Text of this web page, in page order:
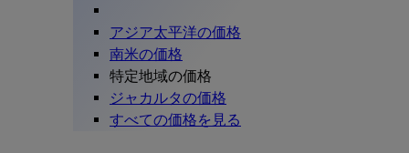
アジア太平洋の価格
南米の価格
特定地域の価格
ジャカルタの価格
すべての価格を見る